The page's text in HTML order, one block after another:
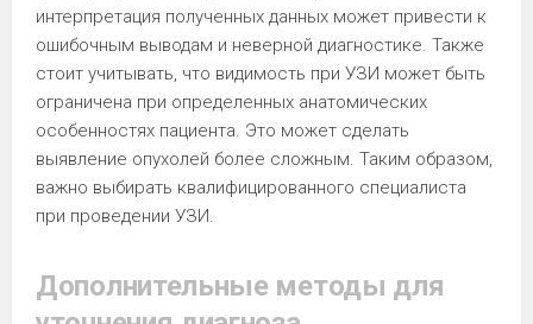
интерпретация полученных данных может привести к
ошибочным выводам и неверной диагностике. Также
стоит учитывать, что видимость при УЗИ может быть
ограничена при определенных анатомических
особенностях пациента. Это может сделать
выявление опухолей более сложным. Таким образом,
важно выбирать квалифицированного специалиста
при проведении УЗИ.
Дополнительные методы для